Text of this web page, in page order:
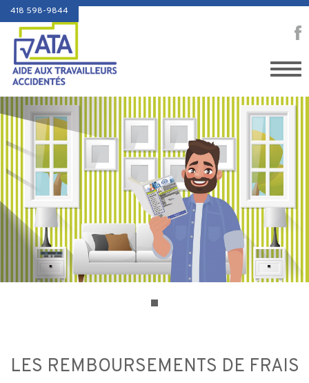
418 598-9844
LES REMBOURSEMENTS DE FRAIS